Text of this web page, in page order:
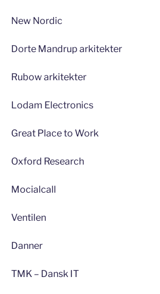
New Nordic
Dorte Mandrup arkitekter
Rubow arkitekter
Lodam Electronics
Great Place to Work
Oxford Research
Mocialcall
Ventilen
Danner
TMK – Dansk IT